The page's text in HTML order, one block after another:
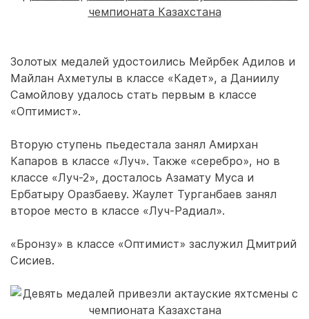
Золотых медалей удостоились Мейрбек Адилов и
Майлан Ахметулы в классе «Кадет», а Даниилу
Самойлову удалось стать первым в классе
«Оптимист».
Вторую ступень пьедестала занял Амирхан
Капаров в классе «Луч». Также «серебро», но в
классе «Луч-2», досталось Азамату Муса и
Ербатыру Оразбаеву. Жаулет Турганбаев занял
второе место в классе «Луч-Радиал».
«Бронзу» в классе «Оптимист» заслужил Дмитрий
Сисиев.